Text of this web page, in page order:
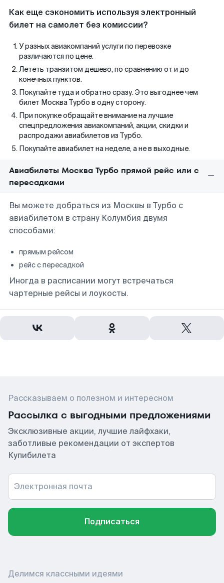
Как еще сэкономить используя электронный
билет на самолет без комиссии?
У разных авиакомпаний услуги по перевозке
различаются по цене.
Лететь транзитом дешево, по сравнению от и до
конечных пунктов.
Покупайте туда и обратно сразу. Это выгоднее чем
билет Москва Турбо в одну сторону.
При покупке обращайте внимание на лучшие
спецпредложения авиакомпаний, акции, скидки и
распродажи авиабилетов из Турбо.
Покупайте авиабилет на неделе, а не в выходные.
Авиабилеты Москва Турбо прямой рейс или с
пересадками
Вы можете добраться из Москвы в Турбо с
авиабилетом в страну Колумбия двумя
способами:
прямым рейсом
рейс с пересадкой
Иногда в расписании могут встречаться
чартерные рейсы и лоукосты.
Рассказываем о полезном и интересном
Рассылка с выгодными предложениями
Эксклюзивные акции, лучшие лайфхаки,
заботливые рекомендации от экспертов
Купибилета
Электронная почта
Подписаться
Делимся классными идеями